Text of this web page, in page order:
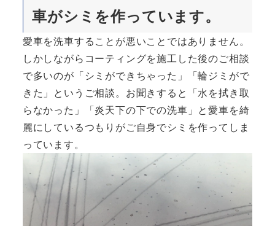
車がシミを作っています。
愛車を洗車することが悪いことではありません。
しかしながらコーティングを施工した後のご相談
で多いのが「シミができちゃった」「輪ジミがで
きた」というご相談。お聞きすると「水を拭き取
らなかった」「炎天下の下での洗車」と愛車を綺
麗にしているつもりがご自身でシミを作ってしま
っています。